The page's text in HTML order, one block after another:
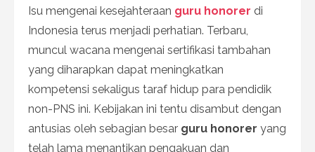
Isu mengenai kesejahteraan guru honorer di
Indonesia terus menjadi perhatian. Terbaru,
muncul wacana mengenai sertifikasi tambahan
yang diharapkan dapat meningkatkan
kompetensi sekaligus taraf hidup para pendidik
non-PNS ini. Kebijakan ini tentu disambut dengan
antusias oleh sebagian besar guru honorer yang
telah lama menantikan pengakuan dan